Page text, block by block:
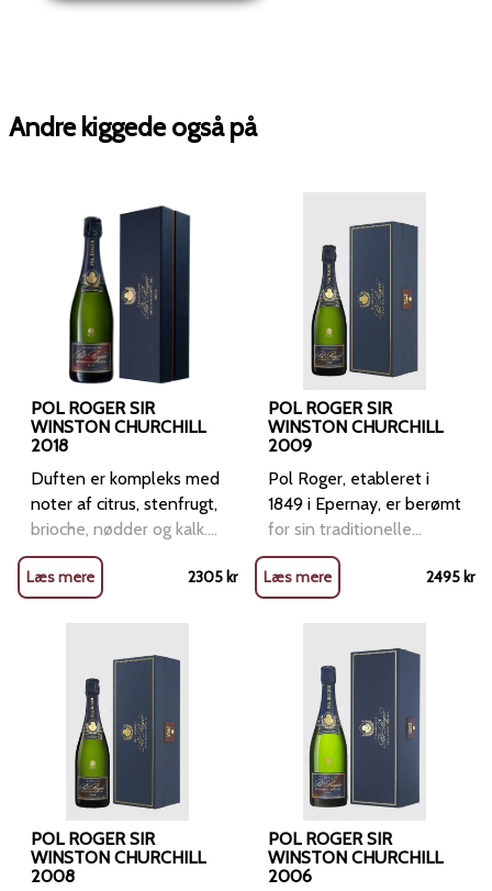
Andre kiggede også på
POL ROGER SIR
WINSTON CHURCHILL
2018
Duften er kompleks med
noter af citrus, stenfrugt,
brioche, nødder og kalk.
Smagen er kraftfuld og
fokuseret med intens
syre, dyb koncentration
afslutning. Lang
flaskelagring giver vinen
dybde og kompleksitet,
samtidig med at den
Læs mere 2305kr
POL ROGER SIR
WINSTON CHURCHILL
2009
Pol Roger, etableret i
1849 i Epernay, er berømt
for sin traditionelle
metode og ufravigelige
kvalitet. Med 92 hektar
vinmarker har huset
betydelig renovering fra
2001 til 2011. I 2021 blev
Pol Roger anerkendt som
nummer 2 på Drinks
International's liste over
"World’s most admired
Champagne Brands
2021". Den legendariske
Sir Winston Churchill
havde en forkærlighed
Læs mere 2495kr
POL ROGER SIR
WINSTON CHURCHILL
2008
POL ROGER SIR
WINSTON CHURCHILL
2006